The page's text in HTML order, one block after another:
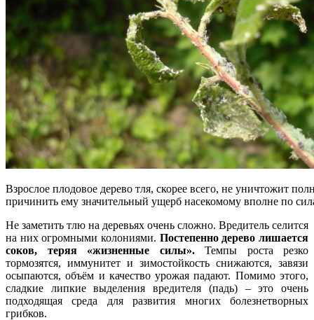
Взрослое плодовое дерево тля, скорее всего, не уничтожит
причинить ему значительный ущерб насекомому вполне по
Не заметить тлю на деревьях очень сложно. Вредитель селится
на них огромными колониями. Постепенно дерево лишается
соков, теряя «жизненные силы».Темпы роста резко
тормозятся, иммунитет и зимостойкость снижаются, завязи
осыпаются, объём и качество урожая падают. Помимо этого,
сладкие липкие выделения вредителя (падь) – это очень
подходящая среда для развития многих болезнетворных
грибков.